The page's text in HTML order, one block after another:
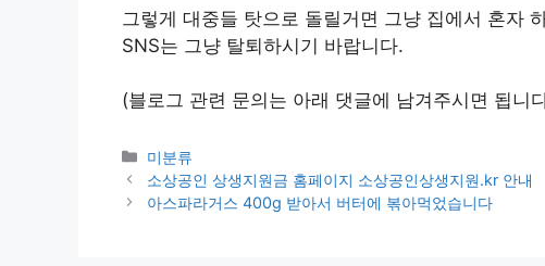
그렇게 대중들 탓으로 돌릴거면 그냥 집에서 혼자
SNS는 그냥 탈퇴하시기 바랍니다.
(블로그 관련 문의는 아래 댓글에 남겨주시면 됩니
Categories
미분류
소상공인 상생지원금 홈페이지 소상공인상생지원.kr 안내
아스파라거스 400g 받아서 버터에 볶아먹었습니다